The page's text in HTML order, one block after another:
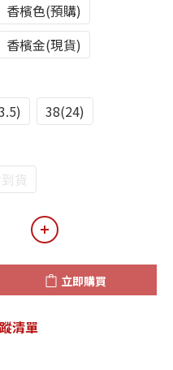
香檳色(預購)
香檳金(現貨)
38(24)
貨
立即購買
清單